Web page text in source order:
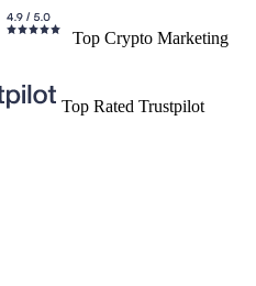
Top Crypto Marketing
Top Rated Trustpilot